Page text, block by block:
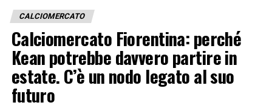
CALCIOMERCATO
Calciomercato Fiorentina: perché
Kean potrebbe davvero partire in
estate. C’è un nodo legato al suo
futuro